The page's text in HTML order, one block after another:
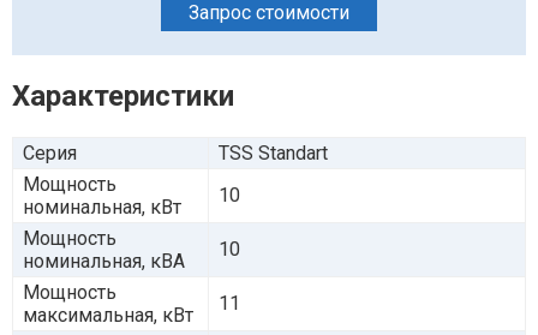
Запрос стоимости
Характеристики
Серия
TSS Standart
Мощность
номинальная, кВт
10
Мощность
номинальная, кВА
10
Мощность
максимальная, кВт
11